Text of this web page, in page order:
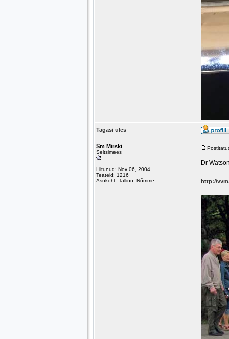
Tagasi üles
Sm Mirski
Seltsimees
Liitunud: Nov 06, 2004
Teateid: 1216
Asukoht: Tallinn, Nõmme
Dr
http://